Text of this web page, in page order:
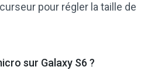
pour régler la taille de
sur Galaxy S6 ?